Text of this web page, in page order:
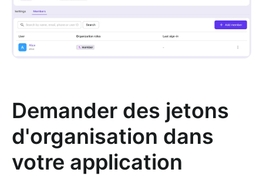
Demander des jetons
d'organisation dans
votre application